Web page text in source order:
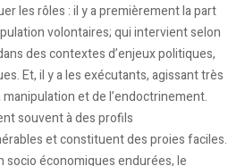
les rôles : il y a premièrement la part
volontaires; qui intervient selon
des contextes d’enjeux politiques,
Et, il y a les exécutants, agissant très
et de l’endoctrinement.
souvent à des profils
et constituent des proies faciles.
socio économiques endurées, le